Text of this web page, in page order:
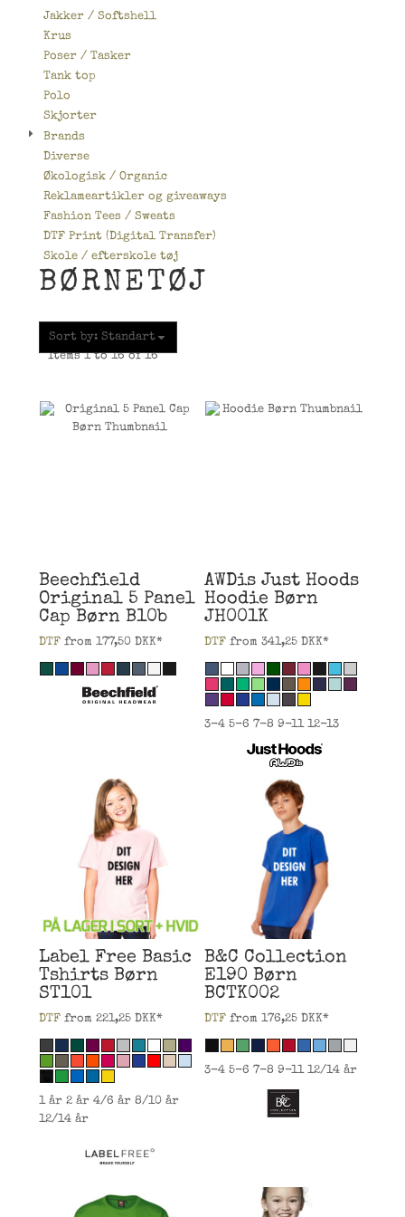
Jakker / Softshell
Krus
Poser / Tasker
Tank top
Polo
Skjorter
Brands
Diverse
Økologisk / Organic
Reklameartikler og giveaways
Fashion Tees / Sweats
DTF Print (Digital Transfer)
Skole / efterskole tøj
BØRNETØJ
Sort by: Standart
Items 1 to 16 of 16
Beechfield
Original 5 Panel
Cap Børn B10b
DTF from 177,50 DKK*
AWDis Just Hoods
Hoodie Børn
JH001K
DTFfrom 341,25 DKK*
3-4 5-6 7-8 9-11 12-13
Label Free Basic
Tshirts Børn
ST101
DTF from 221,25 DKK*
1 år 2 år 4/6 år 8/10 år
12/14 år
B&C Collection
E190 Børn
BCTK002
DTFfrom 176,25 DKK*
3-4 5-6 7-8 9-11 12/14 år